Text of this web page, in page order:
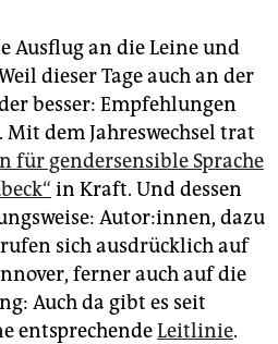
Ausflug an die Leine und
dieser Tage auch an der
besser: Empfehlungen
dem Jahreswechsel trat
für gendersensible Sprache
in Kraft. Und dessen
Autor:innen, dazu
sich ausdrücklich auf
ferner auch auf die
Auch da gibt es seit
entsprechendeLeitlinie.